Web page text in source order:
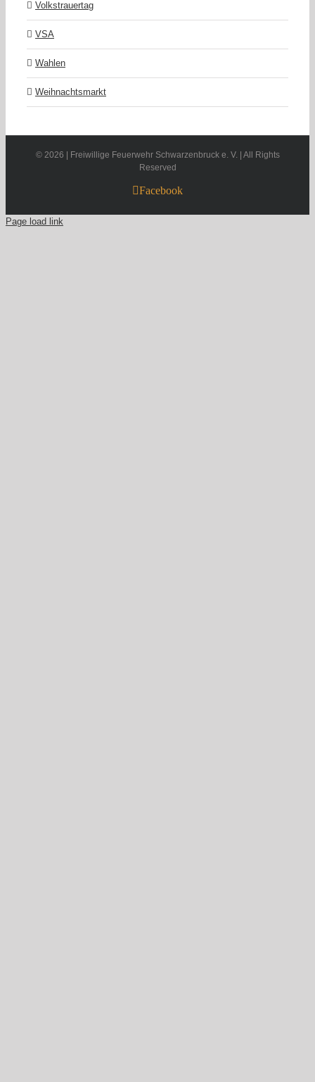
Volkstrauertag
VSA
Wahlen
Weihnachtsmarkt
© 2026 | Freiwillige Feuerwehr Schwarzenbruck e. V. | All Rights
Reserved
Facebook
Page load link